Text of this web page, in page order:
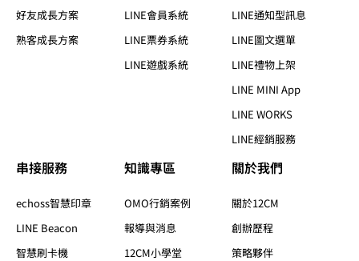
好友成長方案
熟客成長方案
LINE會員系統
LINE票券系統
LINE遊戲系統
LINE通知型訊息
LINE圖文選單
LINE禮物上架
LINE MINI App
LINE WORKS
LINE經銷服務
串接服務
echoss智慧印章
LINE Beacon
智慧刷卡機
知識專區​
OMO行銷案例
報導與消息
12CM小學堂
關於我們​
關於12CM
創辦歷程
策略夥伴